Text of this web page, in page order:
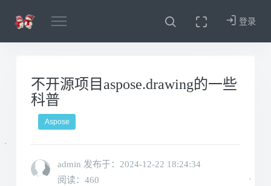
登录
不开源项目aspose.drawing的一些
科普
Aspose
admin 发布于： 2024-12-22 18:24:34
阅读：460